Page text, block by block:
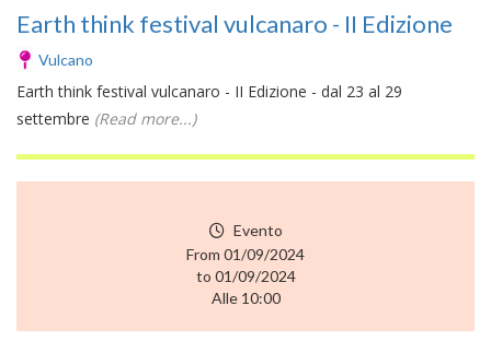
Earth think festival vulcanaro - II Edizione
Vulcano
Earth think festival vulcanaro - II Edizione - dal 23 al 29
settembre (Read more...)
Evento
From 01/09/2024
to 01/09/2024
Alle 10:00